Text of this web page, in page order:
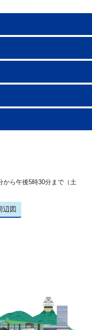
ら午後5時30分まで（土
辺図